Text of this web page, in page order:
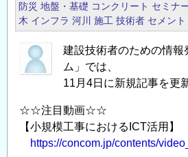
防災 地盤・基礎 コンクリート セミナ
木 インフラ 河川 施工 技術者 セメント
建設技術者のための情報
ム」では、
11月4日に新規記事を更
☆☆注目動画☆☆
【小規模工事におけるICT活用】
https://concom.jp/contents/